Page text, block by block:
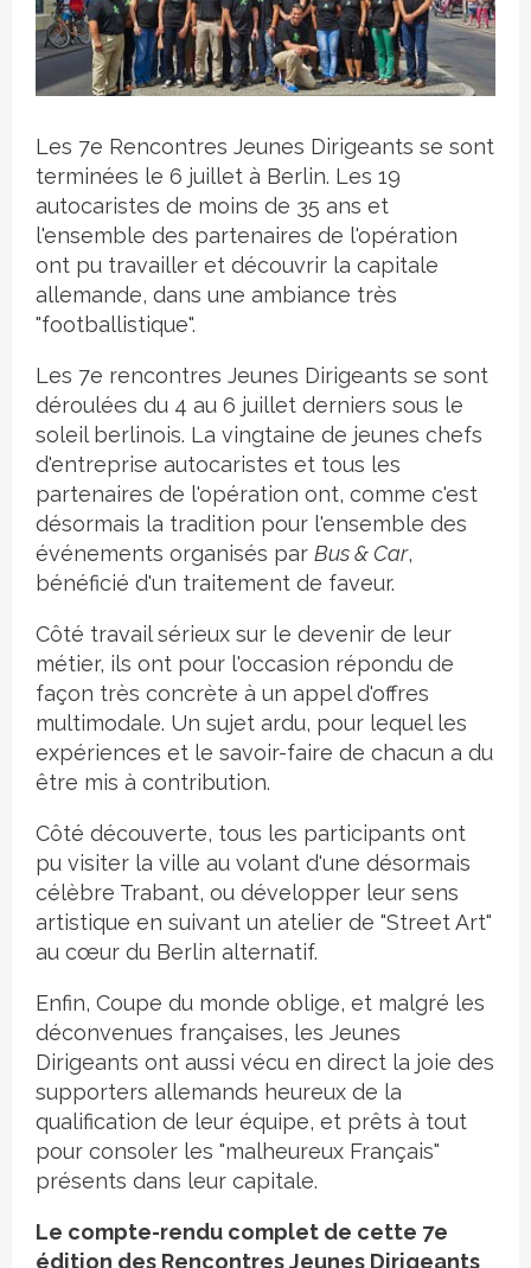
Crédit photo
Les 7e Rencontres Jeunes Dirigeants se sont
terminées le 6 juillet à Berlin. Les 19
autocaristes de moins de 35 ans et
l'ensemble des partenaires de l'opération
ont pu travailler et découvrir la capitale
allemande, dans une ambiance très
"footballistique".
Les 7e rencontres Jeunes Dirigeants se sont
déroulées du 4 au 6 juillet derniers sous le
soleil berlinois. La vingtaine de jeunes chefs
d'entreprise autocaristes et tous les
partenaires de l'opération ont, comme c'est
désormais la tradition pour l'ensemble des
événements organisés par Bus & Car,
bénéficié d'un traitement de faveur.
Côté travail sérieux sur le devenir de leur
métier, ils ont pour l'occasion répondu de
façon très concrète à un appel d'offres
multimodale. Un sujet ardu, pour lequel les
expériences et le savoir-faire de chacun a du
être mis à contribution.
Côté découverte, tous les participants ont
pu visiter la ville au volant d'une désormais
célèbre Trabant, ou développer leur sens
artistique en suivant un atelier de "Street Art"
au cœur du Berlin alternatif.
Enfin, Coupe du monde oblige, et malgré les
déconvenues françaises, les Jeunes
Dirigeants ont aussi vécu en direct la joie des
supporters allemands heureux de la
qualification de leur équipe, et prêts à tout
pour consoler les "malheureux Français"
présents dans leur capitale.
Le compte-rendu complet de cette 7e
édition des Rencontres Jeunes Dirigeants